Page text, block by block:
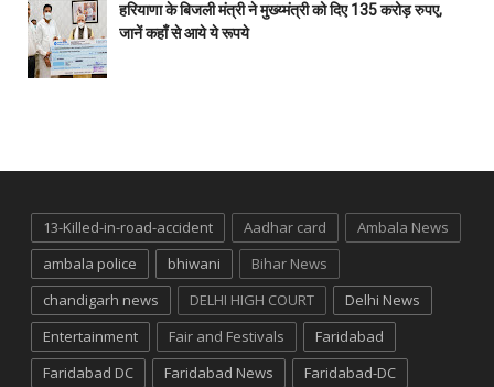
हरियाणा के बिजली मंत्री ने मुख्य्मंत्री को दिए 135 करोड़ रुपए,
जानें कहाँ से आये ये रूपये
13-Killed-in-road-accident Aadhar card
Ambala News
ambala police
bhiwani
Bihar News
chandigarh news
DELHI HIGH COURT
Delhi News
Entertainment
Fair and Festivals
Faridabad
Faridabad DC
Faridabad News
Faridabad-DC